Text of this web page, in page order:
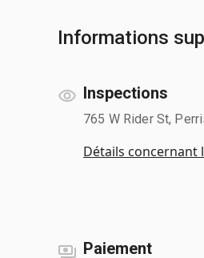
Informations
Inspections
765 W Rider St,
Détails concernant
Paiement